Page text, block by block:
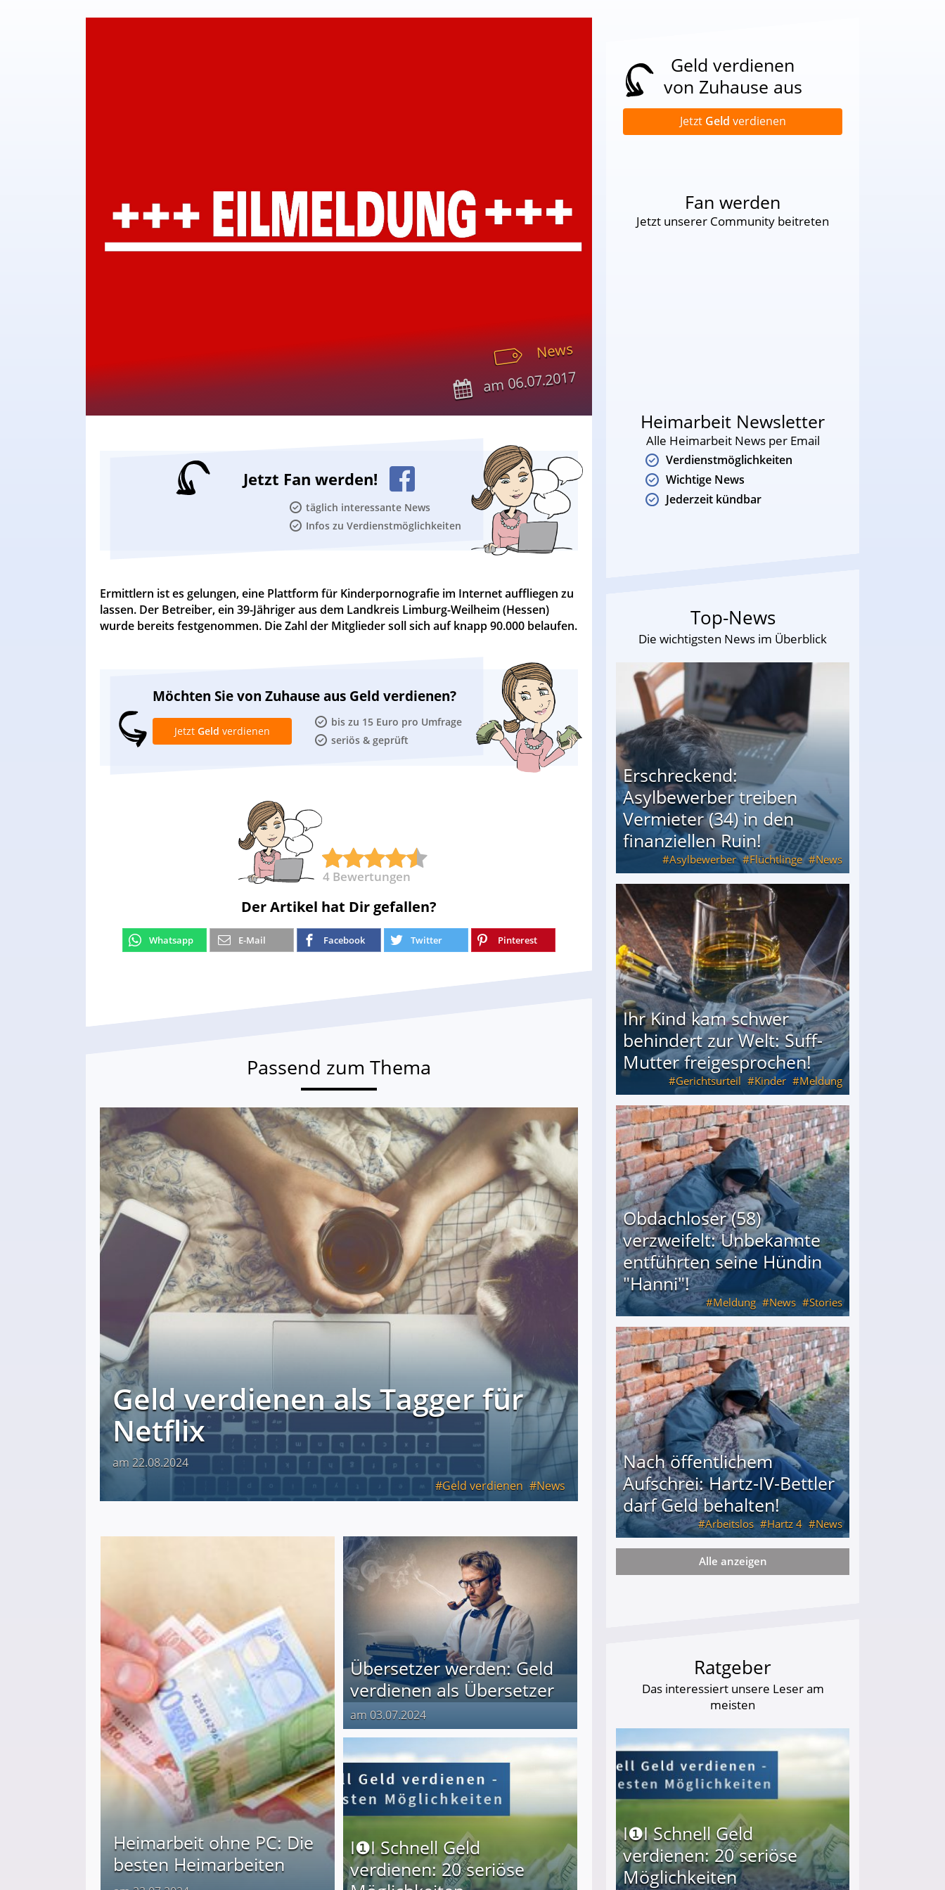
News
am06.07.2017
Jetzt Fan werden!
täglich interessante News
Infos zu Verdienstmöglichkeiten
Ermittlern ist es gelungen, eine Plattform für Kinderpornografie im Internet auffliegen zu
lassen. Der Betreiber, ein 39-Jähriger aus dem Landkreis Limburg-Weilheim (Hessen)
wurde bereits festgenommen. Die Zahl der Mitglieder soll sich auf knapp 90.000 belaufen.
Möchten Sie von Zuhause aus Geld verdienen?
bis zu 15 Euro pro Umfrage
seriös & geprüft
Jetzt Geld verdienen
4 Bewertungen
Der Artikel hat Dir gefallen?
Whatsapp E-Mail Facebook Twitter Pinterest
Passend zum Thema
Geld verdienen als Tagger für
Netflix
am 22.08.2024
Geld verdienen
News
Heimarbeit ohne PC: Die
besten Heimarbeiten
Übersetzer werden: Geld
verdienen als Übersetzer
am 03.07.2024
I❶I Schnell Geld
verdienen: 20 seriöse
Geld verdienen
von Zuhause aus
Jetzt Geld verdienen
Fan werden
Jetzt unserer Community beitreten
Heimarbeit Newsletter
Alle Heimarbeit News per Email
Verdienstmöglichkeiten
Wichtige News
Jederzeit kündbar
Top-News
Die wichtigsten News im Überblick
Erschreckend:
Asylbewerber treiben
Vermieter (34) in den
finanziellen Ruin!
Asylbewerber Flüchtlinge News
Erschreckend: Asylbewerber treiben Vermieter (34) in den finanziellen Ruin!
Ihr Kind kam schwer
behindert zur Welt: Suff-
Mutter freigesprochen!
Gerichtsurteil Kinder Meldung
Ihr Kind kam schwer behindert zur Welt: Suff-Mutter freigesprochen!
Obdachloser (58)
verzweifelt: Unbekannte
entführten seine Hündin
"Hanni"!
Meldung News Stories
Obdachloser (58) verzweifelt: Unbekannte entführten seine Hündin "Hanni"!
Nach öffentlichem
Aufschrei: Hartz-IV-Bettler
darf Geld behalten!
Arbeitslos Hartz 4 News
Nach öffentlichem Aufschrei: Hartz-IV-Bettler darf Geld behalten!
Alle anzeigen
Ratgeber
Das interessiert unsere Leser am
meisten
I❶I Schnell Geld
verdienen: 20 seriöse
Möglichkeiten